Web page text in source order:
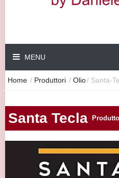
MENU
Home / Produttori / Olio/ Santa-
Santa Tecla